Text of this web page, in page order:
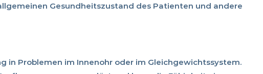
Gesundheitszustand des Patienten und andere
in Problemen im Innenohr oder im Gleichgewichtssystem.